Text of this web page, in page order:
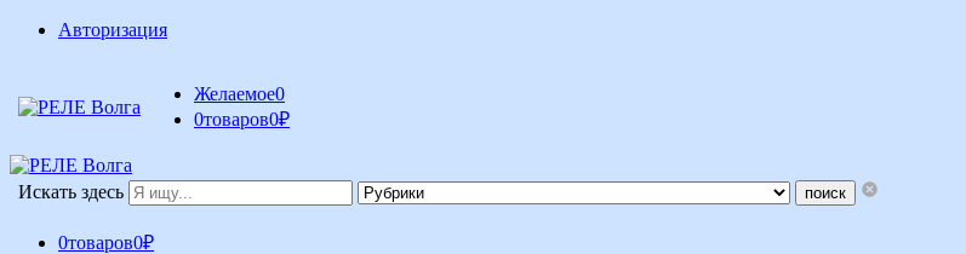
Авторизация
Желаемое0
0товаров0₽
Искать здесь
0товаров0₽